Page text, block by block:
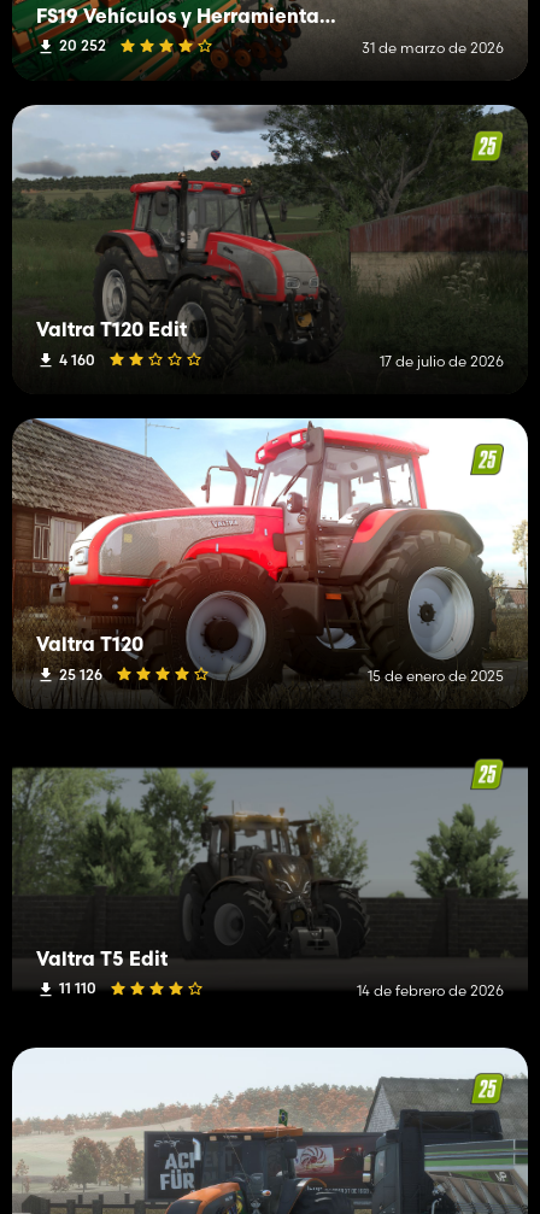
FS19 Vehículos y Herramientas (S-Z)
20 252 31 de marzo de 2026
Valtra T120 Edit
4 160 17 de julio de 2026
Valtra T120
25 126 15 de enero de 2025
Valtra T5 Edit
11 110 14 de febrero de 2026